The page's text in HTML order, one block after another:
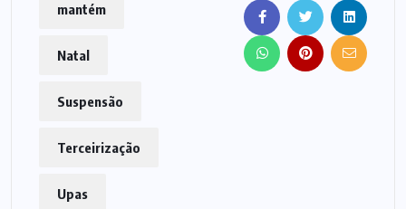
mantém
Natal
Suspensão
Terceirização
Upas